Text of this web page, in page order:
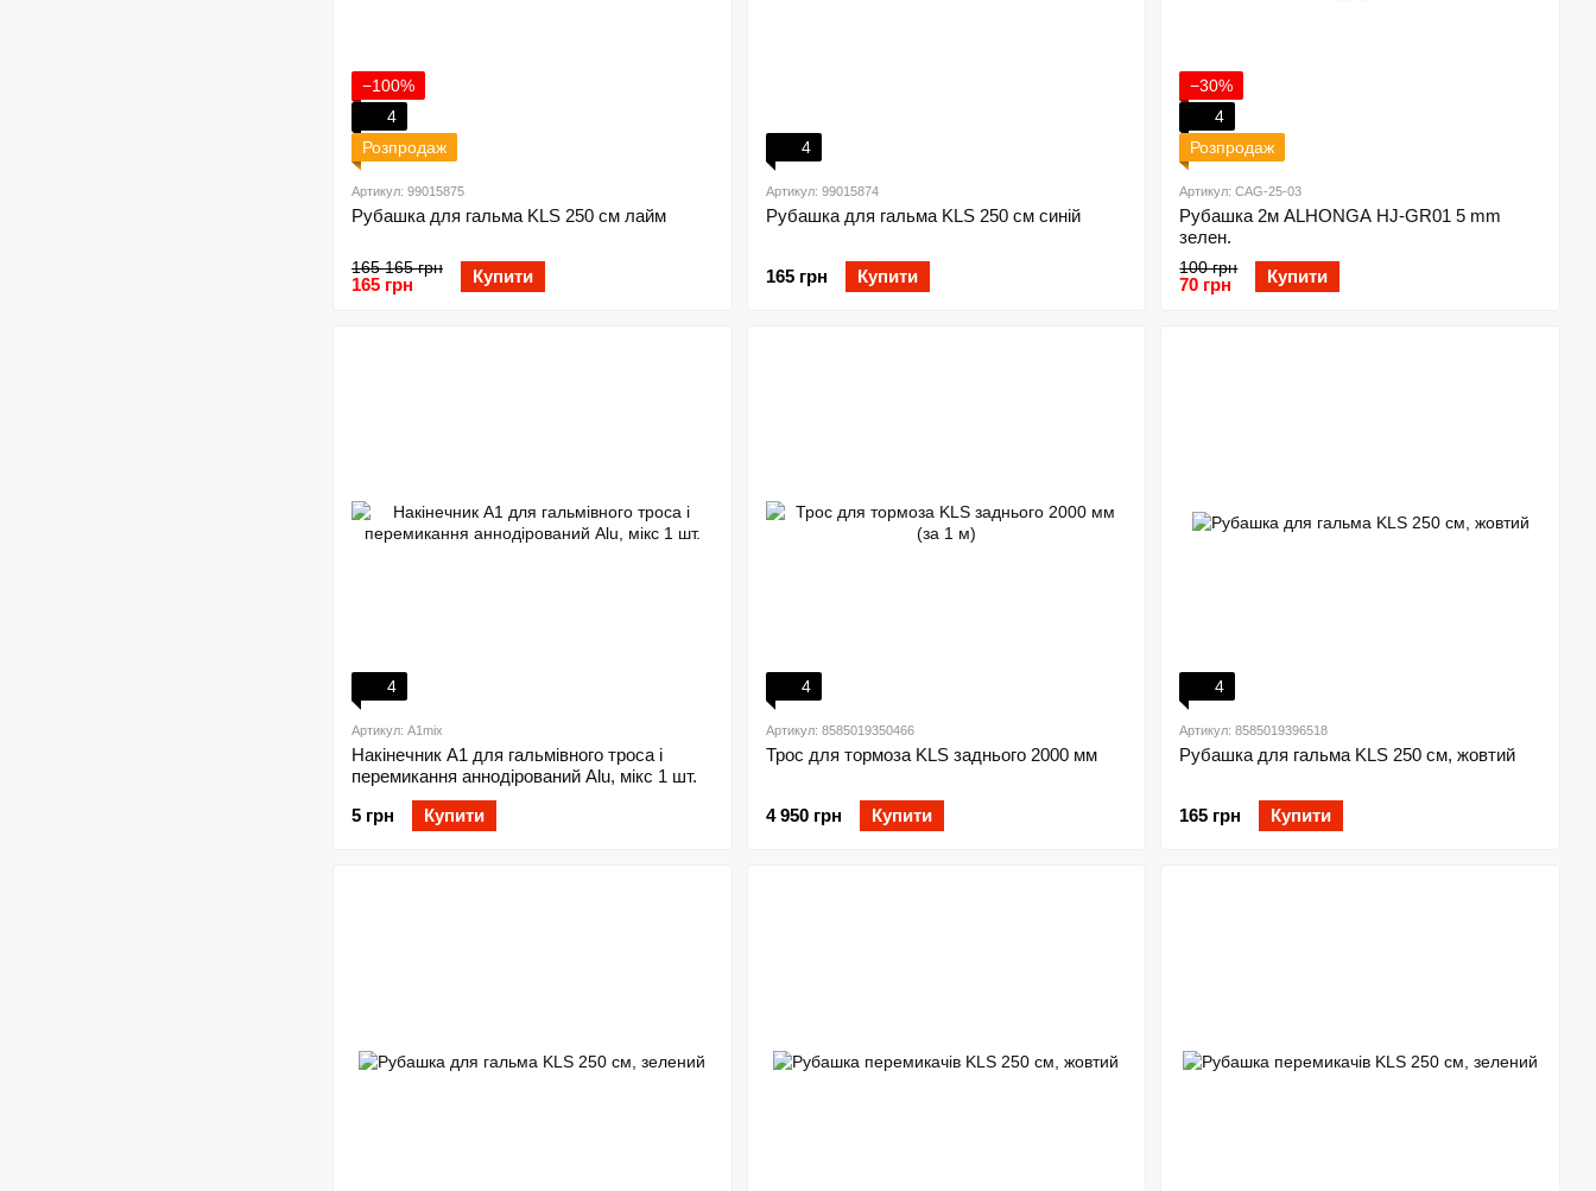
−100%
4
Розпродаж
Артикул: 99015875
Рубашка для гальма KLS 250 см лайм
165 165 грн
165 грн Купити
4
Артикул: 99015874
Рубашка для гальма KLS 250 см синій
165 грн Купити
−30%
4
Розпродаж
Артикул: CAG-25-03
Рубашка 2м ALHONGA HJ-GR01 5 mm
зелен.
100 грн
70 грн Купити
4
Артикул: A1mix
Накінечник A1 для гальмівного троса і
перемикання аннодірований Alu, мікс 1 шт.
5 грн
Купити
4
Артикул: 8585019350466
Трос для тормоза KLS заднього 2000 мм
4 950 грн Купити
4
Артикул: 8585019396518
Рубашка для гальма KLS 250 см, жовтий
165 грн Купити